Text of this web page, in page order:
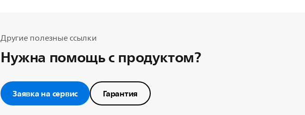
Другие полезные ссылки
Нужна помощь с продуктом?
Заявка на сервис Гарантия